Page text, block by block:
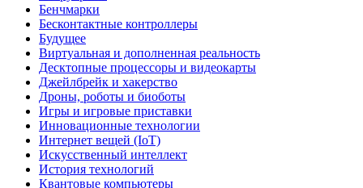
Бенчмарки
Бесконтактные контроллеры
Будущее
Виртуальная и дополненная реальность
Десктопные процессоры и видеокарты
Джейлбрейк и хакерство
Дроны, роботы и биоботы
Игры и игровые приставки
Инновационные технологии
Интернет вещей (IoT)
Искусственный интеллект
История технологий
Квантовые компьютеры